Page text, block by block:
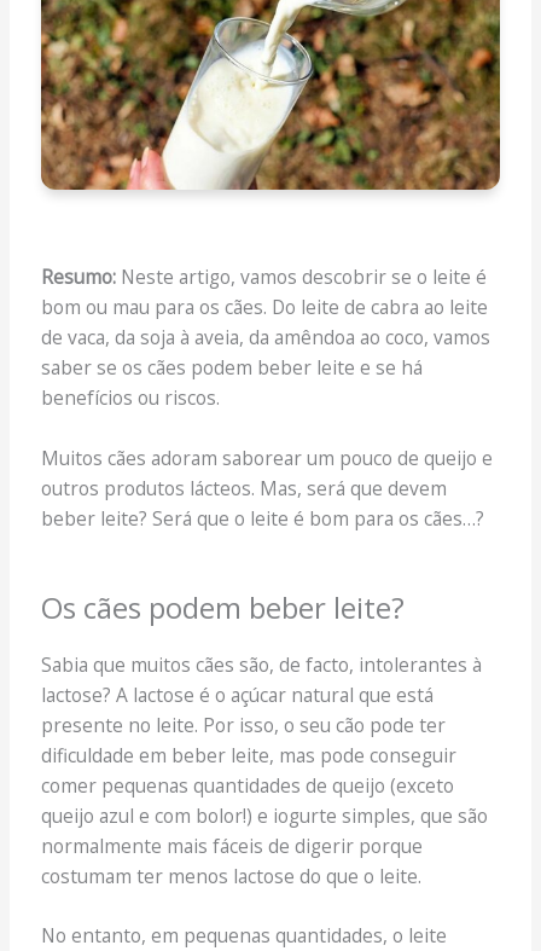
Resumo:Neste artigo, vamos descobrir se o leite é
bom ou mau para os cães. Do leite de cabra ao leite
de vaca, da soja à aveia, da amêndoa ao coco, vamos
saber se os cães podem beber leite e se há
benefícios ou riscos.
Muitos cães adoram saborear um pouco de queijo e
outros produtos lácteos. Mas, será que devem
beber leite? Será que o leite é bom para os cães…?
Os cães podem beber leite?
Sabia que muitos cães são, de facto, intolerantes à
lactose? A lactose é o açúcar natural que está
presente no leite. Por isso, o seu cão pode ter
dificuldade em beber leite, mas pode conseguir
comer pequenas quantidades de queijo (exceto
queijo azul e com bolor!) e iogurte simples, que são
normalmente mais fáceis de digerir porque
costumam ter menos lactose do que o leite.
No entanto, em pequenas quantidades, o leite